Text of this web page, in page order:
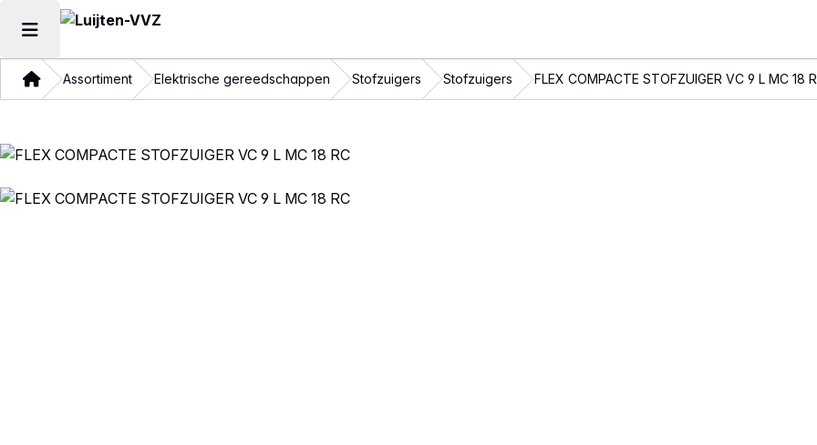
Hoofdmenu openen
ThuisAssortiment Elektrische gereedschappen Stofzuigers Stofzuigers FLEX COMPACTE STOFZUIGER VC 9 L MC 18